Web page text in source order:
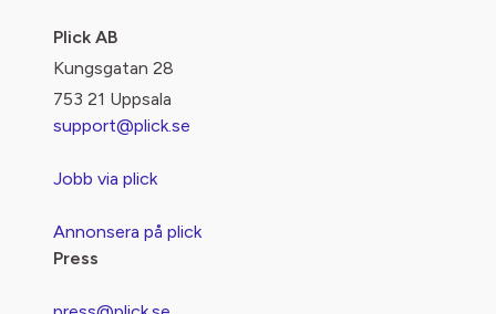
Plick AB
Kungsgatan 28
753 21 Uppsala
support@plick.se
Jobb via plick
Annonsera på plick
Press